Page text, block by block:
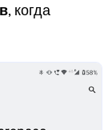
, когда